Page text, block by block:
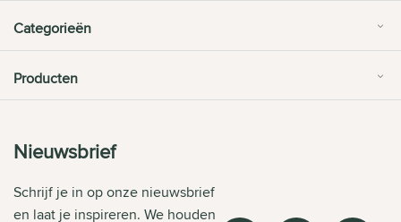
Categorieën
Producten
Nieuwsbrief
Schrijf je in op onze nieuwsbrief
en laat je inspireren. We houden